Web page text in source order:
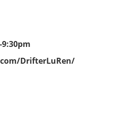
9:30pm
DrifterLuRen/